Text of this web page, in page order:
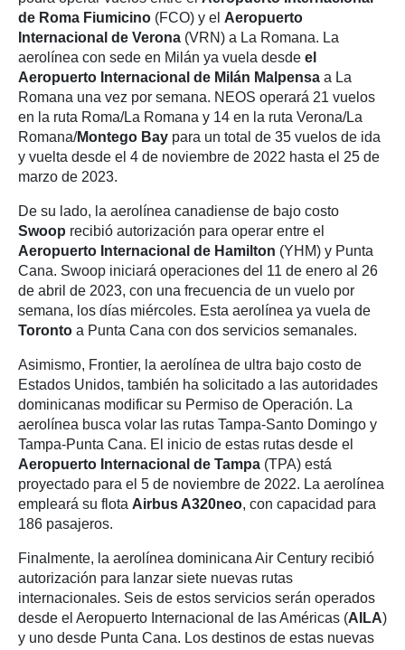
de Roma Fiumicino (FCO) y el Aeropuerto
Internacional de Verona (VRN) a La Romana. La
aerolínea con sede en Milán ya vuela desde el
Aeropuerto Internacional de Milán Malpensa a La
Romana una vez por semana. NEOS operará 21 vuelos
en la ruta Roma/La Romana y 14 en la ruta Verona/La
Romana/Montego Bay para un total de 35 vuelos de ida
y vuelta desde el 4 de noviembre de 2022 hasta el 25 de
marzo de 2023.
De su lado, la aerolínea canadiense de bajo costo
Swoop recibió autorización para operar entre el
Aeropuerto Internacional de Hamilton (YHM) y Punta
Cana. Swoop iniciará operaciones del 11 de enero al 26
de abril de 2023, con una frecuencia de un vuelo por
semana, los días miércoles. Esta aerolínea ya vuela de
Toronto a Punta Cana con dos servicios semanales.
Asimismo, Frontier, la aerolínea de ultra bajo costo de
Estados Unidos, también ha solicitado a las autoridades
dominicanas modificar su Permiso de Operación. La
aerolínea busca volar las rutas Tampa-Santo Domingo y
Tampa-Punta Cana. El inicio de estas rutas desde el
Aeropuerto Internacional de Tampa (TPA) está
proyectado para el 5 de noviembre de 2022. La aerolínea
empleará su flota Airbus A320neo, con capacidad para
186 pasajeros.
Finalmente, la aerolínea dominicana Air Century recibió
autorización para lanzar siete nuevas rutas
internacionales. Seis de estos servicios serán operados
desde el Aeropuerto Internacional de las Américas (AILA)
y uno desde Punta Cana. Los destinos de estas nuevas